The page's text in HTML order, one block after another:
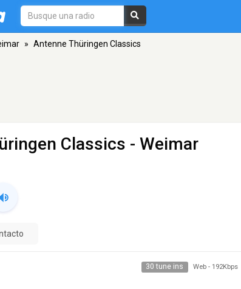
» Antenne Thüringen Classics
Classics - Weimar
30 tune ins Web - 192Kbps